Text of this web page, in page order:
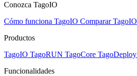
Conozca TagoIO
Cómo funciona TagoIO Comparar TagoIO
Productos
TagoIO TagoRUN TagoCore TagoDeploy
Funcionalidades